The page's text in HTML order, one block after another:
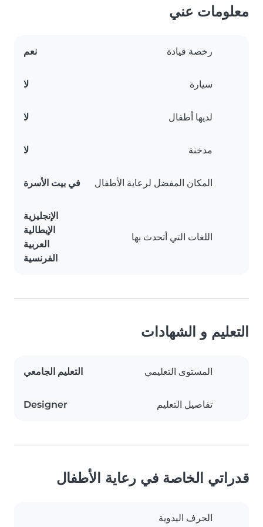
معلومات عني
رخصة قيادة نعم
سيارة لا
لديها أطفال لا
مدخنة لا
المكان المفضل لرعاية الأطفال في بيت الأسرة
اللغات التي أتحدث بها
الإنجليزية
الإيطالية
العربية
الفرنسية
التعليم و الشهادات
المستوى التعليمي التعليم الجامعي
تفاصيل التعليم Designer
قدراتي الخاصة في رعاية الأطفال
الحرف اليدوية